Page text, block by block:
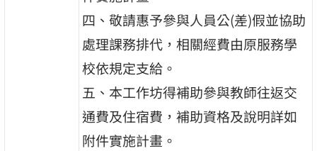
四、敬請惠予參與人員公(差)假並協助
處理課務排代，相關經費由原服務學
校依規定支給。
五、本工作坊得補助參與教師往返交
通費及住宿費，補助資格及說明詳如
附件實施計畫。